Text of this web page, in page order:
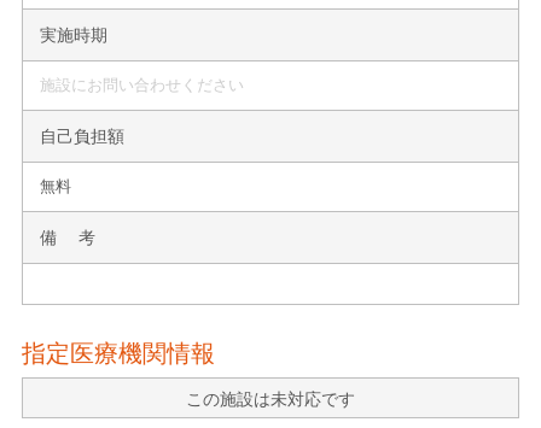
実施時期
施設にお問い合わせください
自己負担額
無料
備 考
指定医療機関情報
この施設は未対応です